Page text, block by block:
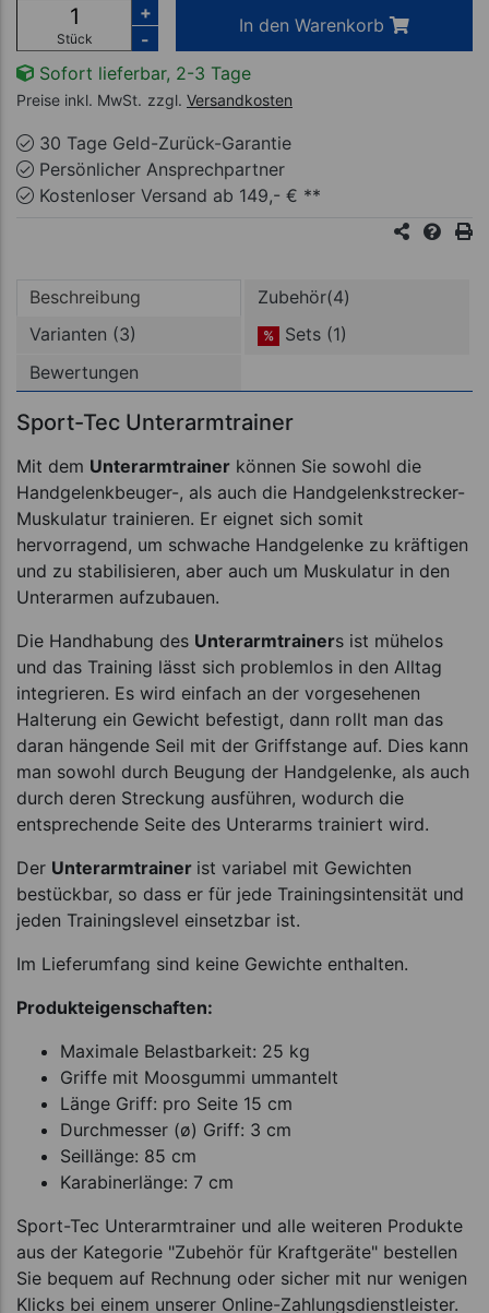
Stück
+
-
In den Warenkorb
Sofort lieferbar, 2-3 Tage
Preise inkl. MwSt. zzgl. Versandkosten
30 Tage Geld-Zurück-Garantie
Persönlicher Ansprechpartner
Kostenloser Versand ab 149,- € **
Beschreibung
Zubehör(4)
Varianten (3)
%
Sets (1)
Bewertungen
Sport-Tec Unterarmtrainer
Mit dem Unterarmtrainer können Sie sowohl die
Handgelenkbeuger-, als auch die Handgelenkstrecker-
Muskulatur trainieren. Er eignet sich somit
hervorragend, um schwache Handgelenke zu kräftigen
und zu stabilisieren, aber auch um Muskulatur in den
Unterarmen aufzubauen.
Die Handhabung des Unterarmtrainers ist mühelos
und das Training lässt sich problemlos in den Alltag
integrieren. Es wird einfach an der vorgesehenen
Halterung ein Gewicht befestigt, dann rollt man das
daran hängende Seil mit der Griffstange auf. Dies kann
man sowohl durch Beugung der Handgelenke, als auch
durch deren Streckung ausführen, wodurch die
entsprechende Seite des Unterarms trainiert wird.
Der Unterarmtrainer ist variabel mit Gewichten
bestückbar, so dass er für jede Trainingsintensität und
jeden Trainingslevel einsetzbar ist.
Im Lieferumfang sind keine Gewichte enthalten.
Produkteigenschaften:
Maximale Belastbarkeit: 25 kg
Griffe mit Moosgummi ummantelt
Länge Griff: pro Seite 15 cm
Durchmesser (ø) Griff: 3 cm
Seillänge: 85 cm
Karabinerlänge: 7 cm
Sport-Tec Unterarmtrainer und alle weiteren Produkte
aus der Kategorie "Zubehör für Kraftgeräte" bestellen
Sie bequem auf Rechnung oder sicher mit nur wenigen
Klicks bei einem unserer Online-Zahlungsdienstleister.